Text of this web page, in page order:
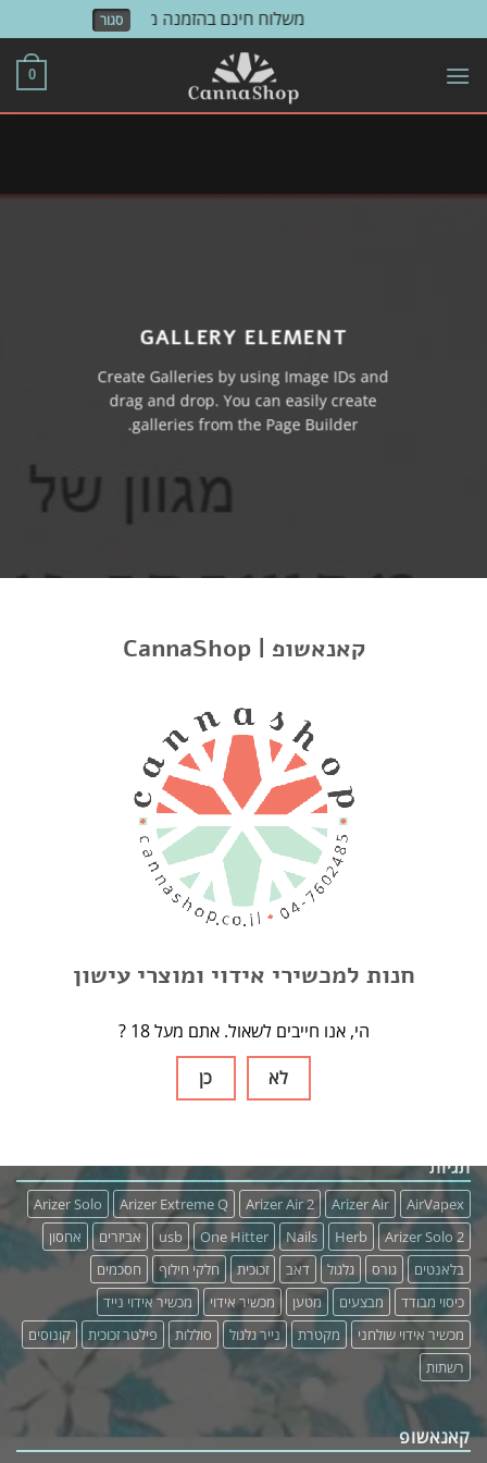
CannaShop | קאנאשופ
חנות למכשירי אידוי ומוצרי עישון
? הי, אנו חייבים לשאול. אתם מעל 18
כן
לא
משלוח חינם בהזמנה מעל 500 ש"ח! סגור
Skip
0
GALLERY ELEMENT
Create Galleries by using Image IDs and
drag and drop. You can easily create
galleries from the Page Builder.
SIMPLE GALLERY ROW WITH LIGHTBOX
FULL WIDTH GALLERY
GALLERY WIDTH SMALL GAP
SLIDER GALLERY
קאנאשופ
תגיות
AirVapex
Arizer Air
Arizer Air 2
Arizer Extreme Q
Arizer Solo
Arizer Solo 2
Herb
Nails
One Hitter
usb אביזרים
אחסון
בלאנטים
גורס גלגול דאב זכוכית חלקי חילוף
חסכמים
כיסוי מבודד
מבצעים מטען מכשיר אידוי
מכשיר אידוי נייד
מכשיר אידוי שולחני
מקטרת נייר גלגול סוללות פילטר זכוכית
קונוסים
רשתות
קישורים